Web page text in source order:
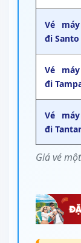
Giá vé
Vé
đi
Vé
đi
Vé
đi